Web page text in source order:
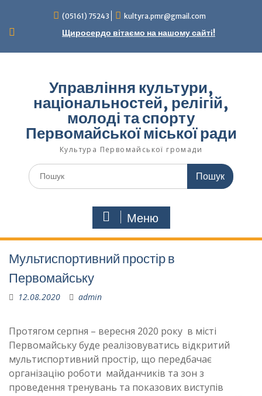
вмісту
(05161) 75243 kultyra.pmr@gmail.com
Щиросердо вітаємо на нашому сайті!
Управління культури,
національностей, релігій,
молоді та спорту
Первомайської міської ради
Культура Первомайcької громади
Шукати:
Меню
Мультиспортивний простір в
Первомайську
12.08.2020 admin
Протягом серпня – вересня 2020 року в місті
Первомайську буде реалізовуватись відкритий
мультиспортивний простір, що передбачає
організацію роботи майданчиків та зон з
проведення тренувань та показових виступів